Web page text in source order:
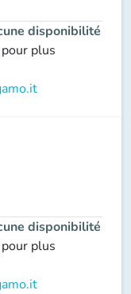
disponibilité
plus
disponibilité
plus